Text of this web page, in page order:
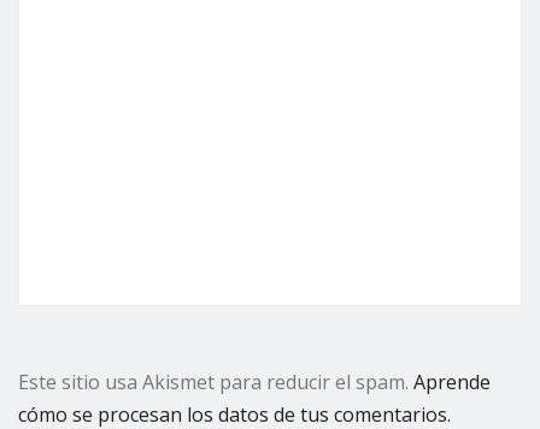
Este sitio usa Akismet para reducir el spam. Aprende
cómo se procesan los datos de tus comentarios.